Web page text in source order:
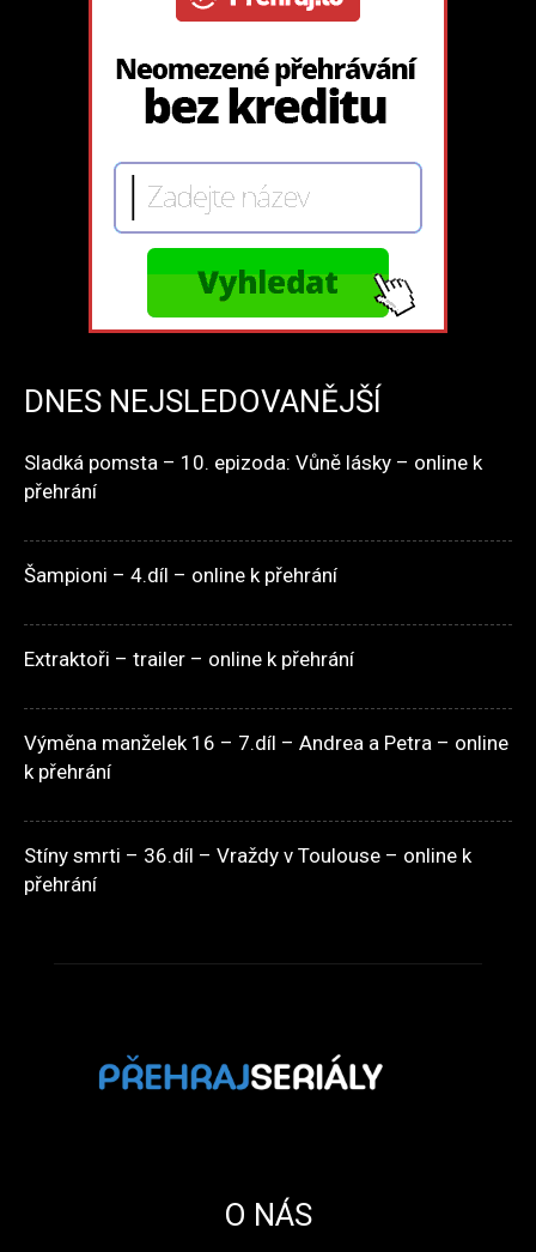
DNES NEJSLEDOVANĚJŠÍ
Sladká pomsta – 10. epizoda: Vůně lásky – online k
přehrání
Šampioni – 4.díl – online k přehrání
Extraktoři – trailer – online k přehrání
Výměna manželek 16 – 7.díl – Andrea a Petra – online
k přehrání
Stíny smrti – 36.díl – Vraždy v Toulouse – online k
přehrání
O NÁS